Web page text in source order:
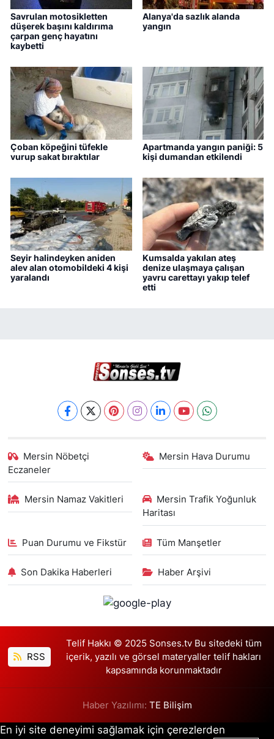
Savrulan motosikletten
düşerek başını kaldırıma
çarpan genç hayatını
kaybetti
Alanya'da sazlık alanda
yangın
Çoban köpeğini tüfekle
vurup sakat bıraktılar
Apartmanda yangın paniği: 5
kişi dumandan etkilendi
Seyir halindeyken aniden
alev alan otomobildeki 4 kişi
yaralandı
Kumsalda yakılan ateş
denize ulaşmaya çalışan
yavru carettayı yakıp telef
etti
Mersin Nöbetçi
Eczaneler
Mersin Hava Durumu
Mersin Namaz Vakitleri
Mersin Trafik Yoğunluk
Haritası
Puan Durumu ve Fikstür Tüm Manşetler
Son Dakika Haberleri Haber Arşivi
RSS
Telif Hakkı © 2025 Sonses.tv Bu sitedeki tüm
içerik, yazılı ve görsel materyaller telif hakları
kapsamında korunmaktadır
Haber Yazılımı: TE Bilişim
En iyi site deneyimi sağlamak için çerezlerden